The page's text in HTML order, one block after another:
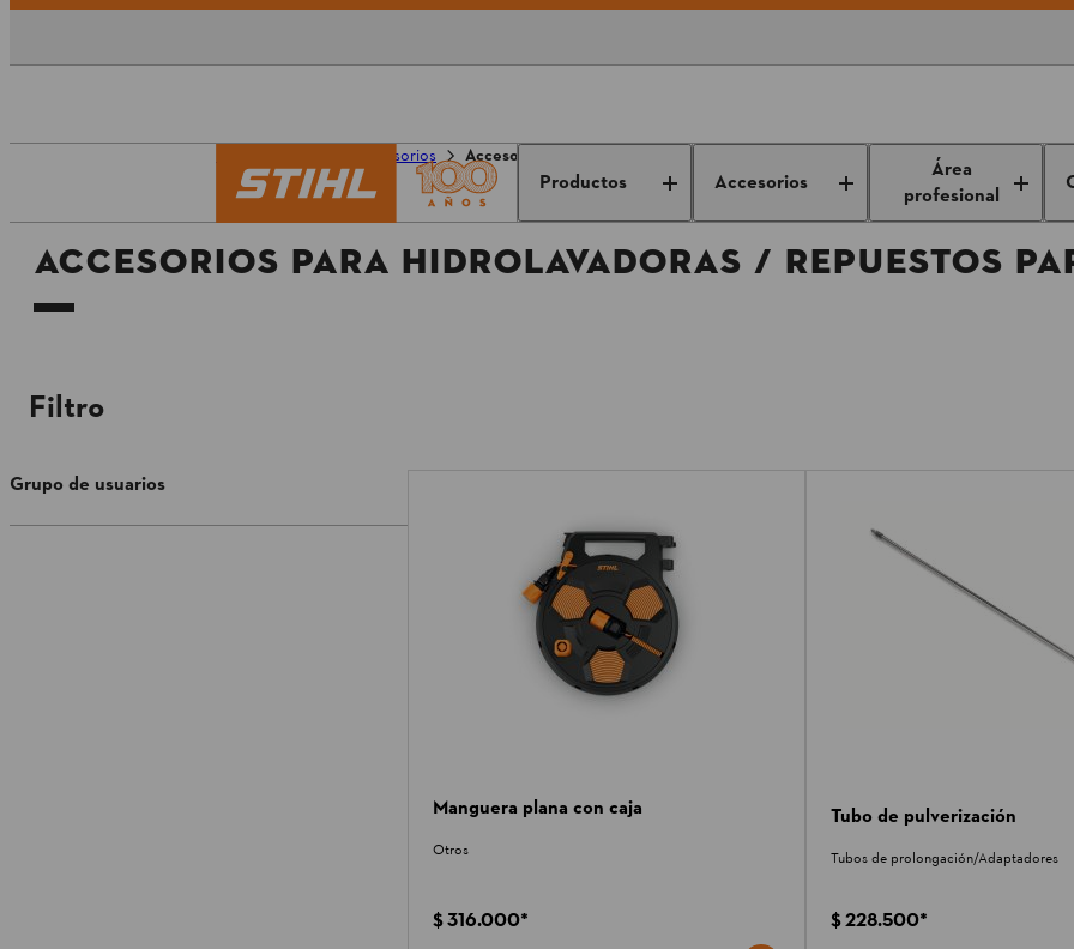
Productos Accesorios
Área
profesional
Accesorios Accesorios para hidrolavadoras / Repuestos para hidrolavadoras
ACCESORIOS PARA HIDROLAVADORAS / REPUESTOS
Filtro
Grupo de usuarios
Manguera plana con caja
Otros
$ 316.000*
Tubo de pulverización
Tubos de prolongación/Adaptadores
$ 228.500*